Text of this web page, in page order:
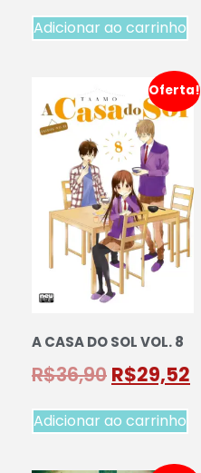
Adicionar ao carrinho
Oferta!
A CASA DO SOL VOL. 8
R$36,90 R$29,52
Adicionar ao carrinho